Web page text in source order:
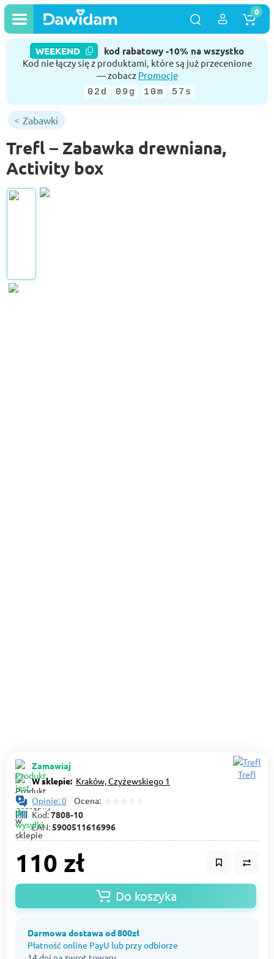
WEEKEND kod rabatowy -10% na wszystko
Kod nie łączy się z produktami, które są już przecenione
— zobacz Promocje
02d 09g 10m 56s
0
Zabawki
Trefl – Zabawka drewniana,
Activity box
Zamawiaj
W sklepie: Kraków, Czyżewskiego 1
Opinie: 0 Ocena:
Kod:7808-10
EAN:5900511616996
Trefl
110 zł
Do koszyka
Darmowa dostawa od 800zł
Płatność online PayU lub przy odbiorze